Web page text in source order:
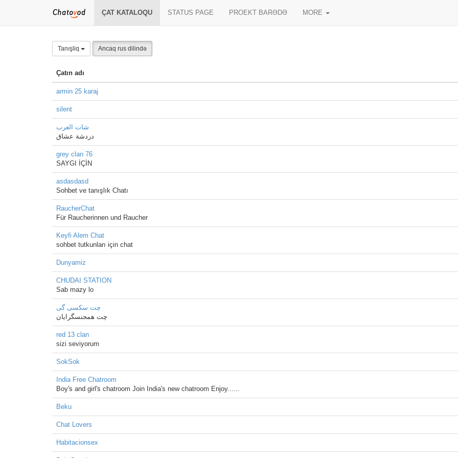
ÇAT KATALOQU STATUS PAGE PROEKT BARƏDƏ MORE
Tanışliq Ancaq rus dilində
Çatın adı
armin 25 karaj
silent
شات العرب
دردشة عشاق
grey clan 76
SAYGI İÇİN
asdasdasd
Sohbet ve tanışlık Chatı
RaucherChat
Für Raucherinnen und Raucher
Keyfi Alem Chat
sohbet tutkunları için chat
Dunyamiz
CHUDAI STATION
Sab mazy lo
چت سکسی گی
چت همجنسگرایان
red 13 clan
sizi seviyorum
SokSok
India Free Chatroom
Boy's and girl's chatroom Join India's new chatroom Enjoy......
Beku
Chat Lovers
Habitacionsex